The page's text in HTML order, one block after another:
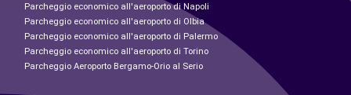
Parcheggio economico all'aeroporto di Napoli
Parcheggio economico all'aeroporto di Olbia
Parcheggio economico all'aeroporto di Palermo
Parcheggio economico all'aeroporto di Torino
Parcheggio Aeroporto Bergamo-Orio al Serio